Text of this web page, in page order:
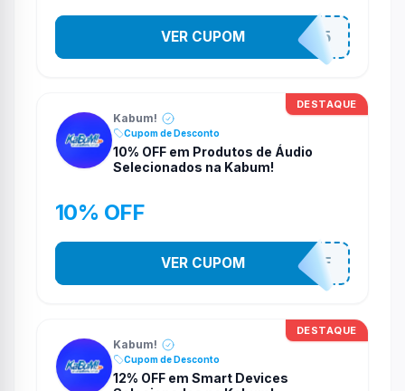
CONTRL5
VER CUPOM
DESTAQUE
Kabum!
Cupom de Desconto
10% OFF em Produtos de Áudio
Selecionados na Kabum!
10% OFF
SOM10OFF
VER CUPOM
DESTAQUE
Kabum!
Cupom de Desconto
12% OFF em Smart Devices